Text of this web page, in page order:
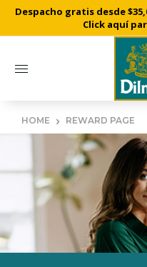
Despacho gratis desde
Click aquí
HOME › REWARD PAGE